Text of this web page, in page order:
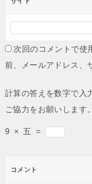
次回のコメントで使
前、メールアドレス、
計算の答えを数字で入
ご協力をお願いします
9 × 五 =
コメント